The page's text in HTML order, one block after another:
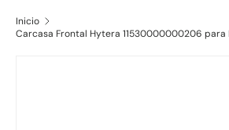
Inicio
Carcasa Frontal Hytera 11530000000206 para